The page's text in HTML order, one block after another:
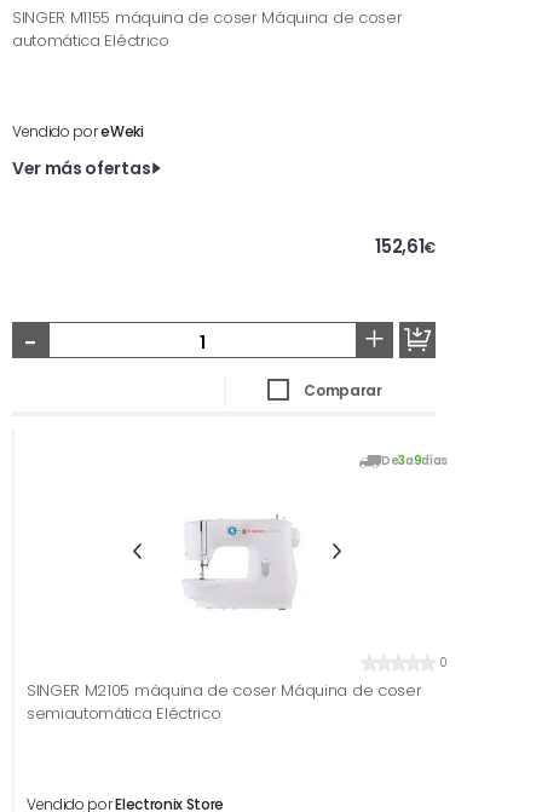
SINGER M1155 máquina de coser Máquina de coser
automática Eléctrico
Vendido poreWeki
Ver más ofertas
152,61€
- +
Comparar
De3a9días
0
SINGER M2105 máquina de coser Máquina de coser
semiautomática Eléctrico
Vendido porElectronix Store